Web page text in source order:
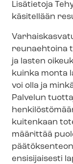
Lisätietoja
käsitellään
reunaehtoina
ja lasten
kuinka monta
voi olla ja
Palvelun
kuitenkaan
määrittää
ensisijaisesti